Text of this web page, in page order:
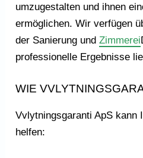
umzugestalten und ihnen
ermöglichen. Wir verfügen
der Sanierung undZimmerei
professionelle Ergebnisse
WIE
Vvlytningsgaranti ApS kann
helfen: